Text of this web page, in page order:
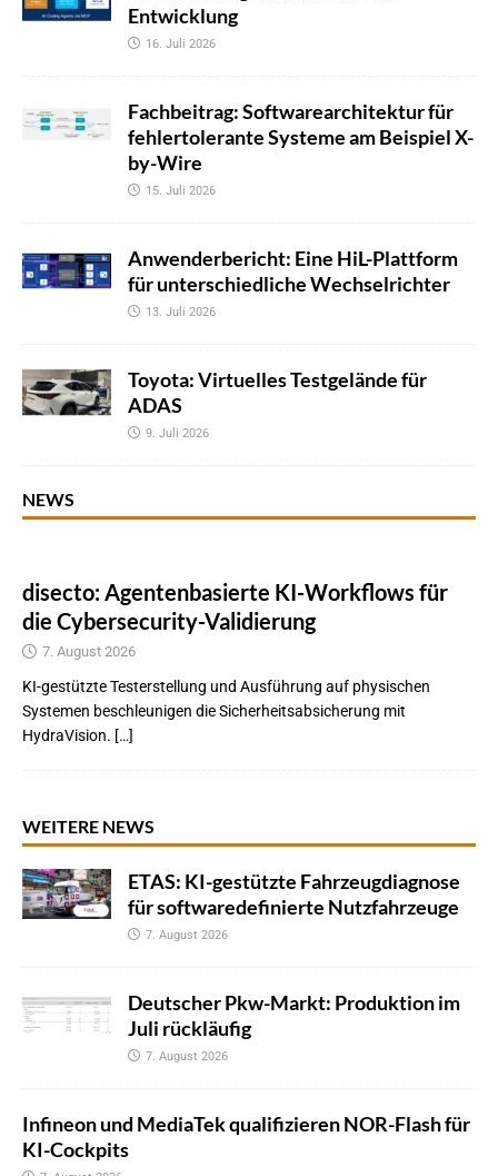
Entwicklung
16. Juli 2026
Fachbeitrag: Softwarearchitektur für
fehlertolerante Systeme am Beispiel X-
by-Wire
15. Juli 2026
Anwenderbericht: Eine HiL-Plattform
für unterschiedliche Wechselrichter
13. Juli 2026
Toyota: Virtuelles Testgelände für
ADAS
9. Juli 2026
NEWS
disecto: Agentenbasierte KI-Workflows für
die Cybersecurity-Validierung
7. August 2026
KI-gestützte Testerstellung und Ausführung auf physischen
Systemen beschleunigen die Sicherheitsabsicherung mit
HydraVision. […]
WEITERE NEWS
ETAS: KI-gestützte Fahrzeugdiagnose
für softwaredefinierte Nutzfahrzeuge
7. August 2026
Deutscher Pkw-Markt: Produktion im
Juli rückläufig
7. August 2026
Infineon und MediaTek qualifizieren NOR-Flash für
KI-Cockpits